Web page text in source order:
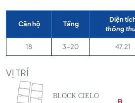
Căn hộ Tầng
Diện
thông
18 3-20 47.21
VỊ TRÍ